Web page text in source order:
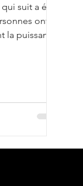
suit a été
ont
la puissance